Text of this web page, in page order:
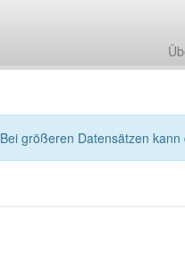
Bei größeren Datensätzen